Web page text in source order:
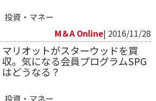
投資・マネー
M＆A Online| 2016/11/28
マリオットがスターウッドを買
収。気になる会員プログラムSPG
はどうなる？
投資・マネー